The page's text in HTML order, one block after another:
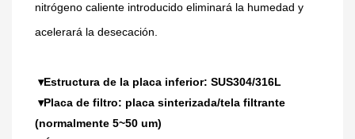
nitrógeno caliente introducido eliminará la humedad y
acelerará la desecación.
▾Estructura de la placa inferior: SUS304/316L
(normalmente 5~50 um)